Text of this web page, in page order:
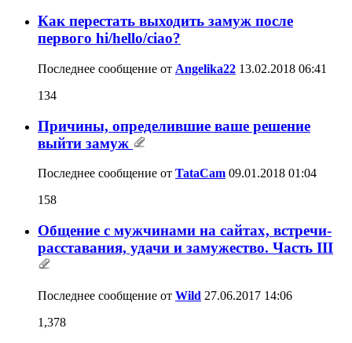
Как перестать выходить замуж после
первого hi/hello/ciao?
Последнее сообщение от Angelika22 13.02.2018 06:41
134
Причины, определившие ваше решение
выйти замуж
Последнее сообщение от TataCam 09.01.2018 01:04
158
Общение с мужчинами на сайтах, встречи-
расставания, удачи и замужество. Часть III
Последнее сообщение от Wild 27.06.2017 14:06
1,378